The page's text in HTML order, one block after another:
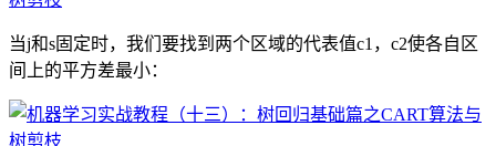
当j和s固定时，我们要找到两个区域的代表值c1，c2使各自区
间上的平方差最小：